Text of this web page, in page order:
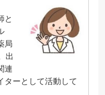
と
局
出
連
ターとして活動して